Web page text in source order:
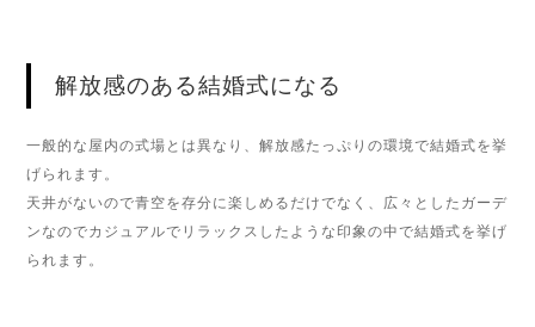
解放感のある結婚式になる
一般的な屋内の式場とは異なり、解放感たっぷりの環境で結婚式を挙
げられます。
天井がないので青空を存分に楽しめるだけでなく、広々としたガーデ
ンなのでカジュアルでリラックスしたような印象の中で結婚式を挙げ
られます。